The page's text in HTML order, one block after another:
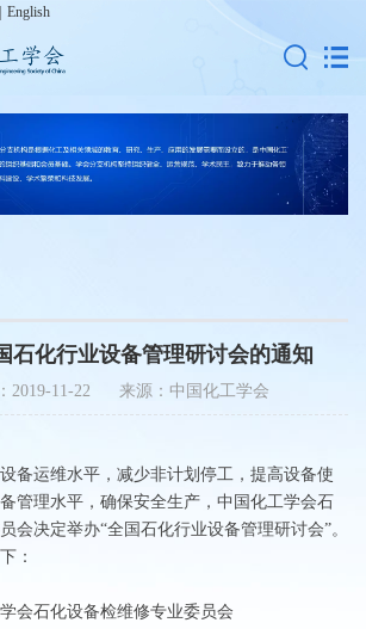
English
石化行业设备管理研讨会的通知
2019-11-22 来源：中国化工学会
备运维水平，减少非计划停工，提高设备使
管理水平，确保安全生产，中国化工学会石
会决定举办“全国石化行业设备管理研讨会”。
：
会石化设备检维修专业委员会